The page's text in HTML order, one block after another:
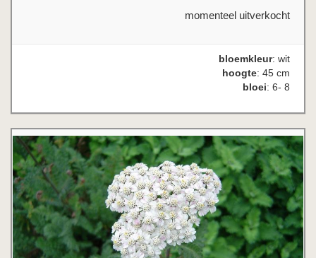
momenteel uitverkocht
bloemkleur: wit
hoogte: 45 cm
bloei: 6- 8